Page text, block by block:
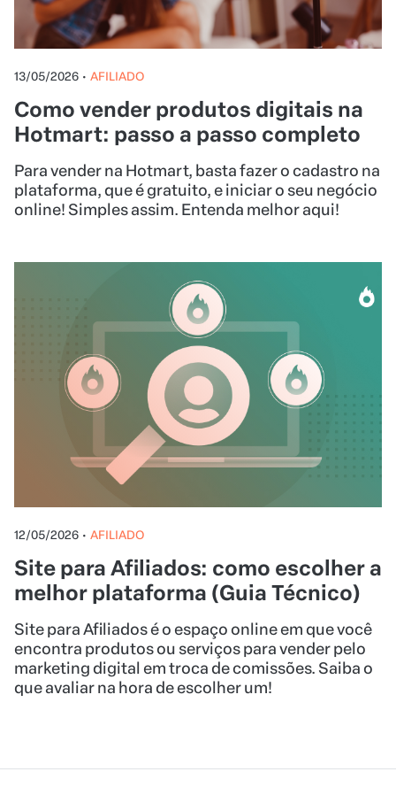
13/05/2026 • AFILIADO
Como vender produtos digitais na
Hotmart: passo a passo completo
Para vender na Hotmart, basta fazer o cadastro na
plataforma, que é gratuito, e iniciar o seu negócio
online! Simples assim. Entenda melhor aqui!
12/05/2026 • AFILIADO
Site para Afiliados: como escolher a
melhor plataforma (Guia Técnico)
Site para Afiliados é o espaço online em que você
encontra produtos ou serviços para vender pelo
marketing digital em troca de comissões. Saiba o
que avaliar na hora de escolher um!